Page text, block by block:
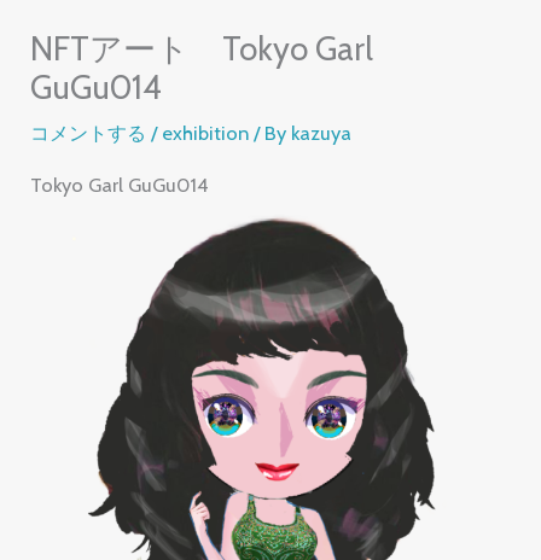
NFTアート Tokyo Garl
GuGu014
コメントする / exhibition / By kazuya
Tokyo Garl GuGu014